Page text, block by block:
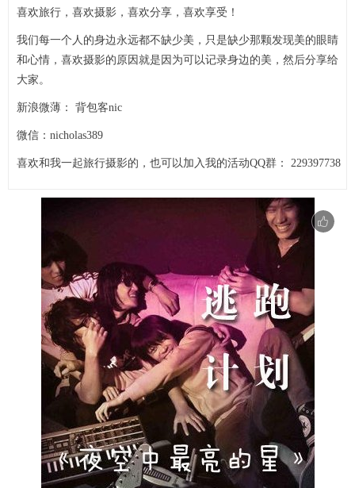
喜欢旅行，喜欢摄影，喜欢分享，喜欢享受！
我们每一个人的身边永远都不缺少美，只是缺少那颗发现美的眼睛
和心情，喜欢摄影的原因就是因为可以记录身边的美，然后分享给
大家。
新浪微薄： 背包客nic
微信：nicholas389
喜欢和我一起旅行摄影的，也可以加入我的活动QQ群： 229397738